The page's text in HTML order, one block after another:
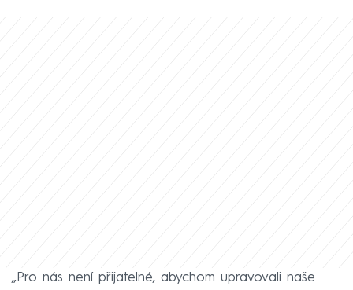
„Pro nás není přijatelné, abychom upravovali naše